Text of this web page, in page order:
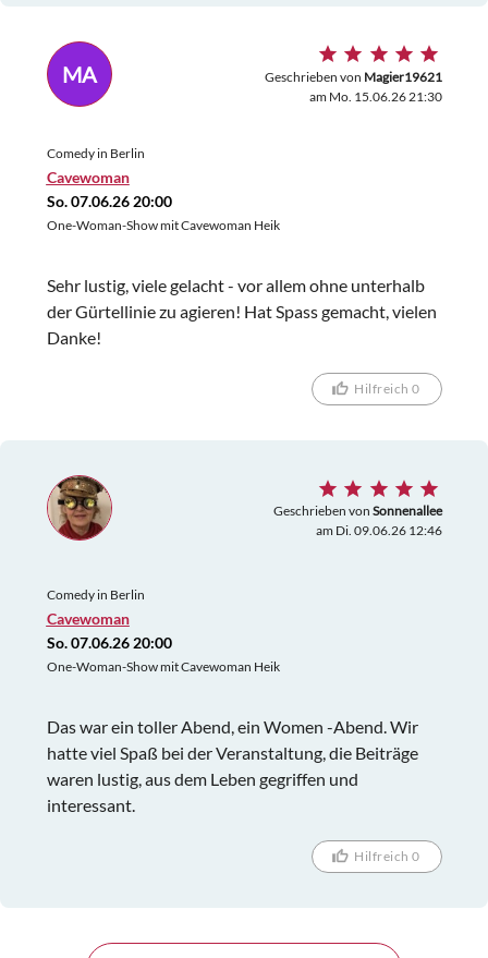
MA Geschrieben von Magier19621
am Mo. 15.06.26 21:30
Comedy in Berlin
Cavewoman
So. 07.06.26 20:00
One-Woman-Show mit Cavewoman Heik
Sehr lustig, viele gelacht - vor allem ohne unterhalb
der Gürtellinie zu agieren! Hat Spass gemacht, vielen
Danke!
Hilfreich 0
Geschrieben von Sonnenallee
am Di. 09.06.26 12:46
Comedy in Berlin
Cavewoman
So. 07.06.26 20:00
One-Woman-Show mit Cavewoman Heik
Das war ein toller Abend, ein Women -Abend. Wir
hatte viel Spaß bei der Veranstaltung, die Beiträge
waren lustig, aus dem Leben gegriffen und
interessant.
Hilfreich 0